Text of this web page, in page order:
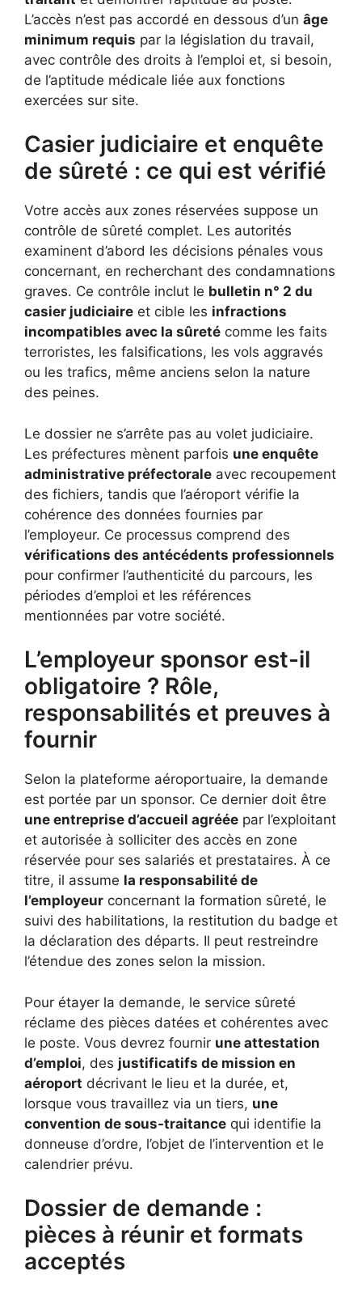
L’accès n’est pas accordé en dessous d’un âge
minimum requis par la législation du travail,
avec contrôle des droits à l’emploi et, si besoin,
de l’aptitude médicale liée aux fonctions
exercées sur site.
Casier judiciaire et enquête
de sûreté : ce qui est vérifié
Votre accès aux zones réservées suppose un
contrôle de sûreté complet. Les autorités
examinent d’abord les décisions pénales vous
concernant, en recherchant des condamnations
graves. Ce contrôle inclut le bulletin n° 2 du
casier judiciaire et cible les infractions
incompatibles avec la sûreté comme les faits
terroristes, les falsifications, les vols aggravés
ou les trafics, même anciens selon la nature
des peines.
Le dossier ne s’arrête pas au volet judiciaire.
Les préfectures mènent parfois une enquête
administrative préfectorale avec recoupement
des fichiers, tandis que l’aéroport vérifie la
cohérence des données fournies par
l’employeur. Ce processus comprend des
vérifications des antécédents professionnels
pour confirmer l’authenticité du parcours, les
périodes d’emploi et les références
mentionnées par votre société.
L’employeur sponsor est-il
obligatoire ? Rôle,
responsabilités et preuves à
fournir
Selon la plateforme aéroportuaire, la demande
est portée par un sponsor. Ce dernier doit être
une entreprise d’accueil agréée par l’exploitant
et autorisée à solliciter des accès en zone
réservée pour ses salariés et prestataires. À ce
titre, il assume la responsabilité de
l’employeur concernant la formation sûreté, le
suivi des habilitations, la restitution du badge et
la déclaration des départs. Il peut restreindre
l’étendue des zones selon la mission.
Pour étayer la demande, le service sûreté
réclame des pièces datées et cohérentes avec
le poste. Vous devrez fournir une attestation
d’emploi, des justificatifs de mission en
aéroport décrivant le lieu et la durée, et,
lorsque vous travaillez via un tiers, une
convention de sous-traitance qui identifie la
donneuse d’ordre, l’objet de l’intervention et le
calendrier prévu.
Dossier de demande :
pièces à réunir et formats
acceptés